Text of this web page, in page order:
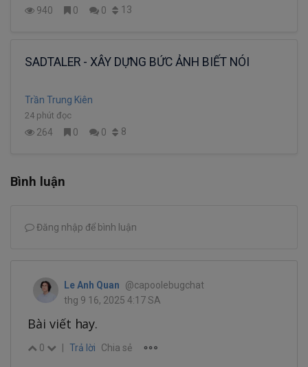
940 0 0 13
SADTALER - XÂY DỰNG BỨC ẢNH BIẾT NÓI
Trần Trung Kiên
24 phút đọc
264 0 0 8
Bình luận
Đăng nhập để bình luận
Le Anh Quan
@capoolebugchat
thg 9 16, 2025 4:17 SA
Bài viết hay.
0 Trả lời Chia sẻ